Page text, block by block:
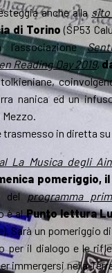
anche alla sito
di Torino (SP53
l’associazione
Reading Day 2019,
nanica ed un
trasmesso in diretta su
La Musica degli
pomeriggio,
delprogramma
è alPunto lettura
Sarà un pomeriggio
per il dialogo e le
immergersi nella